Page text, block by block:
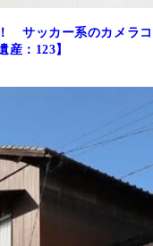
サッカー系のカメラコ
産：123】